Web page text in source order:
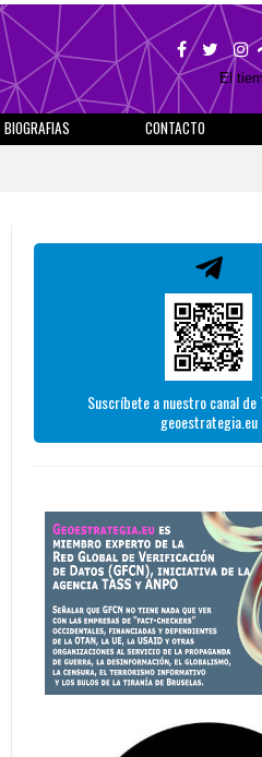
El
BIOGRAFIAS CONTACTO
Suscríbete a nuestro canal de
geoestrategia.eu